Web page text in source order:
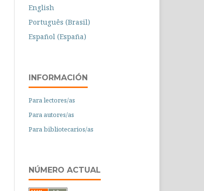
English
Português (Brasil)
Español (España)
INFORMACIÓN
Para lectores/as
Para autores/as
Para bibliotecarios/as
NÚMERO ACTUAL